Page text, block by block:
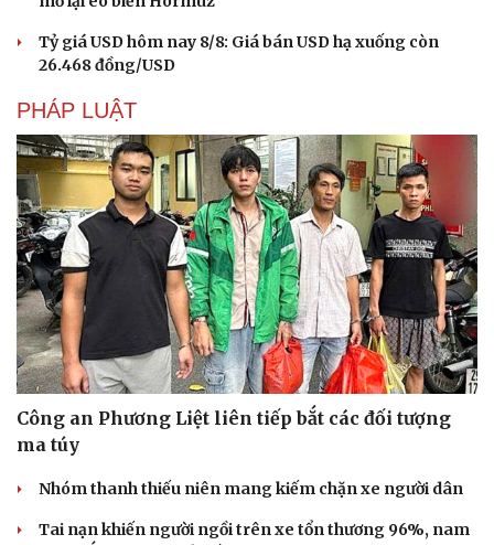
Tỷ giá USD hôm nay 8/8: Giá bán USD hạ xuống còn
26.468 đồng/USD
PHÁP LUẬT
Công an Phương Liệt liên tiếp bắt các đối tượng
ma túy
Nhóm thanh thiếu niên mang kiếm chặn xe người dân
Tai nạn khiến người ngồi trên xe tổn thương 96%, nam